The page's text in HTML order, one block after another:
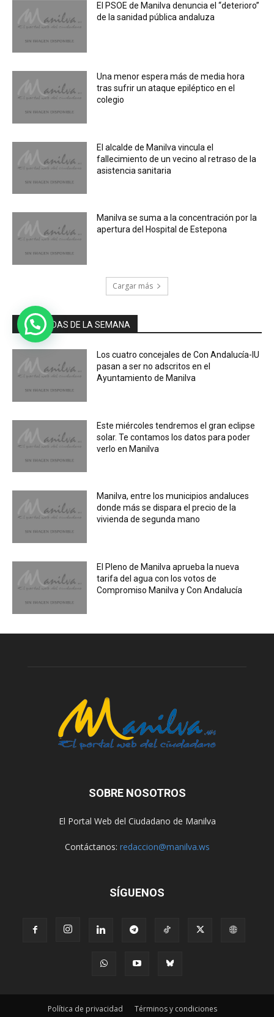
El PSOE de Manilva denuncia el “deterioro”
de la sanidad pública andaluza
Una menor espera más de media hora
tras sufrir un ataque epiléptico en el
colegio
El alcalde de Manilva vincula el
fallecimiento de un vecino al retraso de la
asistencia sanitaria
Manilva se suma a la concentración por la
apertura del Hospital de Estepona
Cargar más
MÁS LEIDAS DE LA SEMANA
Los cuatro concejales de Con Andalucía-IU
pasan a ser no adscritos en el
Ayuntamiento de Manilva
Este miércoles tendremos el gran eclipse
solar. Te contamos los datos para poder
verlo en Manilva
Manilva, entre los municipios andaluces
donde más se dispara el precio de la
vivienda de segunda mano
El Pleno de Manilva aprueba la nueva
tarifa del agua con los votos de
Compromiso Manilva y Con Andalucía
SOBRE NOSOTROS
El Portal Web del Ciudadano de Manilva
Contáctanos: redaccion@manilva.ws
SÍGUENOS
Política de privacidad
Términos y condiciones